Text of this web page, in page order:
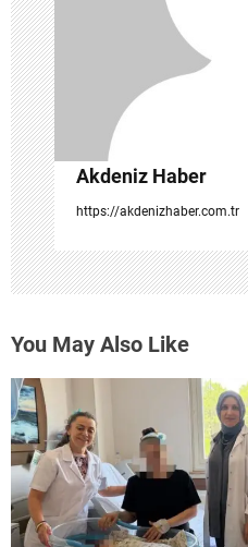
e
s
i
Akdeniz Haber
https://akdenizhaber.com.tr
You May Also Like